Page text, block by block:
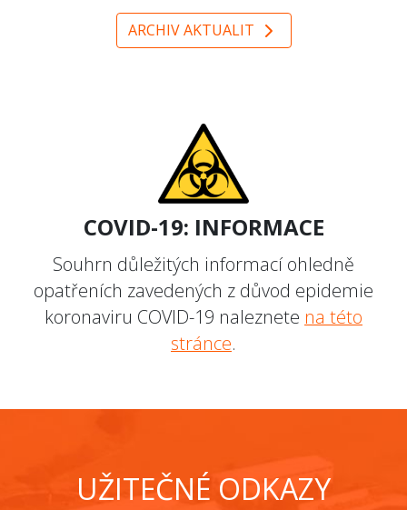
ARCHIV AKTUALIT
COVID-19: INFORMACE
Souhrn důležitých informací ohledně
opatřeních zavedených z důvod epidemie
koronaviru COVID-19 naleznete na této
stránce.
UŽITEČNÉ ODKAZY